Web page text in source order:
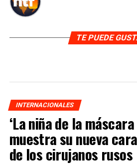
TE PUEDE
INTERNACIONALES
‘La niña de la
muestra su nueva
de los cirujanos rusos